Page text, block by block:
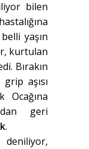
bilen
yaşın
kurtulan
Bırakın
aşısı
Ocağına
geri
.